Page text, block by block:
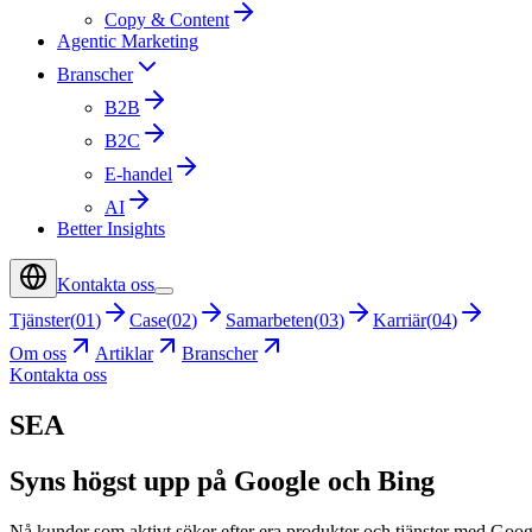
Copy & Content
Agentic Marketing
Branscher
B2B
B2C
E-handel
AI
Better Insights
Kontakta oss
Tjänster(01) Case(02) Samarbeten(03) Karriär(04)
Om oss
Artiklar
Branscher
Kontakta oss
SEA
Syns högst upp på Google och Bing